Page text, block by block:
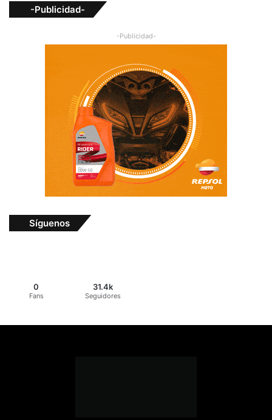
-Publicidad-
-Publicidad-
Síguenos
0
Fans
31.4k
Seguidores